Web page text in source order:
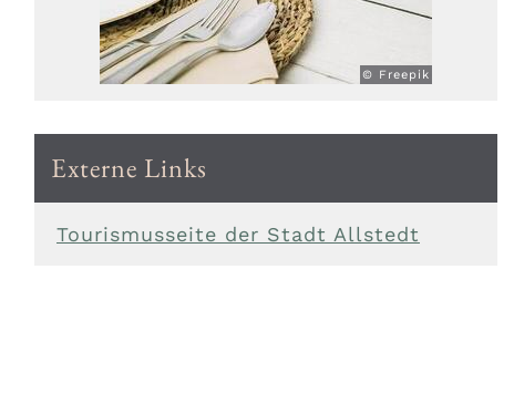
© Freepik
Externe Links
Tourismusseite der Stadt Allstedt